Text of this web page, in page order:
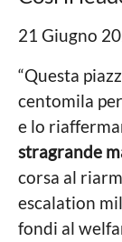
a
g
c
a
L
c
a
l
e
21 Giugno
“Questa
centomila
e lo
stragrande
corsa al
escalation
fondi al